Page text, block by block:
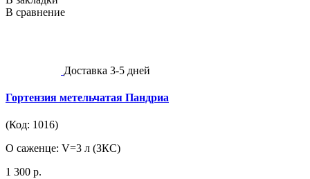
В сравнение
Доставка 3-5 дней
Гортензия метельчатая Пандриа
(Код: 1016)
О саженце: V=3 л (ЗКС)
1 300 р.